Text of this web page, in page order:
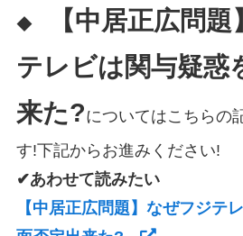
◆
【中居正広問
テレビは関与疑惑
来た?についてはこちらの
す!下記からお進みください!
✔あわせて読みたい
【中居正広問題】なぜフジテ